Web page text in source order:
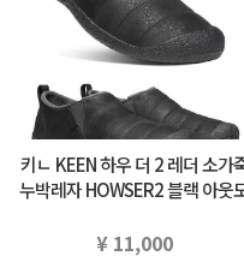
키ㄴ KEEN 하우 더 2 레더 소가
누박레자 HOWSER2 블랙 아웃
¥ 11,000